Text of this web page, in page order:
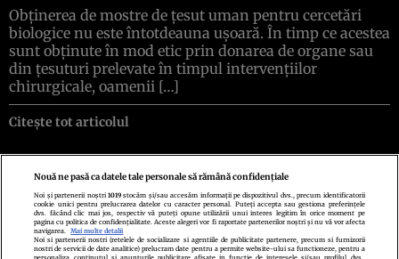
Obținerea de mostre de țesut uman pentru cercetări
biologice nu este întotdeauna ușoară. În timp ce acestea
sunt obținute în mod etic prin donarea de organe sau
din țesuturi prelevate în timpul intervențiilor
chirurgicale, oamenii […]
Citește tot articolul
Politica de confidenţialitate Politica de cookiesTermeni şi condiţii
Echipa redacționalăContactSetări Cookies
Nouă ne pasă ca datele tale personale să rămână confidențiale
Noi și partenerii noștri1019 stocăm și/sau accesăm informații pe dispozitivul dvs., precum identificatorii
cookie unici pentru prelucrarea datelor cu caracter personal. Puteți accepta sau gestiona preferințele
dvs. făcând clic mai jos, respectiv vă puteți opune utilizării unui interes legitim în orice moment pe
pagina cu politica de confidențialitate. Aceste alegeri vor fi raportate partenerilor noștri și nu vă vor afecta
navigarea.
Mai multe detalii
Noi si partenerii nostri (retelele de socializare si agentiile de publicitate partenere, precum si furnizorii
nostri de servicii de date analitice) prelucram date pentru a permite website-ului sa functioneze, pentru a
personaliza continutul si anunturile publicitare afisate in functie de interesele si/sau profilul dvs.,